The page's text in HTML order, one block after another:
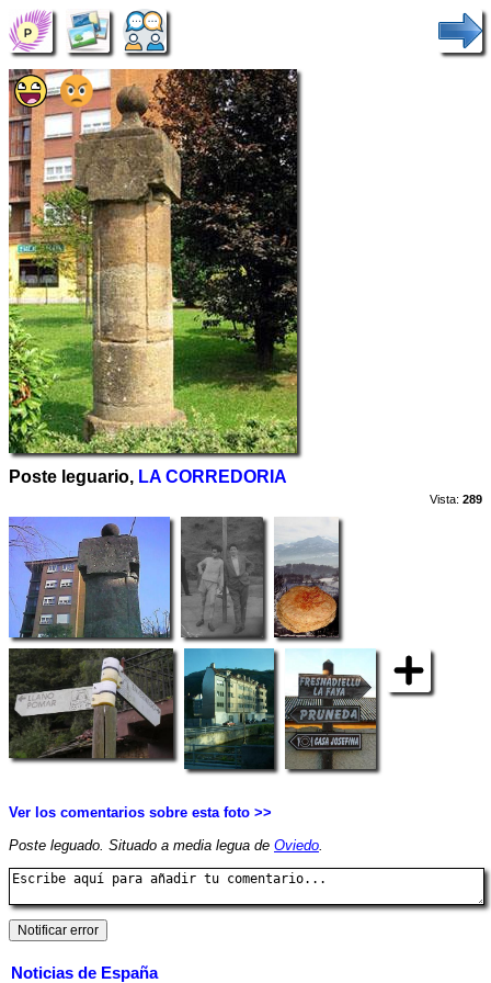
Poste leguario, LA CORREDORIA
Vista: 289
Ver los comentarios sobre esta foto >>
Poste leguado. Situado a media legua de Oviedo.
Noticias de España